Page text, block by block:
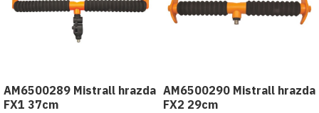
AM6500289 Mistrall hrazda
FX1 37cm
AM6500290 Mistrall hrazda
FX2 29cm